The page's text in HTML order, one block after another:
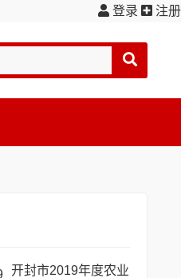
登录 注册
开封市2019年度农业